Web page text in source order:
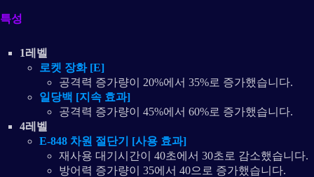
특성
1레벨
로켓 장화 [E]
공격력 증가량이 20%에서 35%로 증가했습니다.
일당백 [지속 효과]
공격력 증가량이 45%에서 60%로 증가했습니다.
4레벨
E-848 차원 절단기 [사용 효과]
재사용 대기시간이 40초에서 30초로 감소했습니다.
방어력 증가량이 35에서 40으로 증가했습니다.